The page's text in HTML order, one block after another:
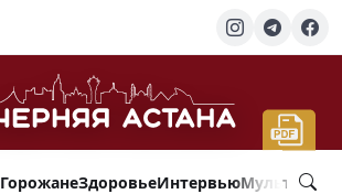
ГорожанеЗдоровьеИнтервью